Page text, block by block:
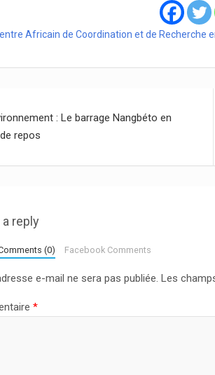
Africain de Coordination et de Recherche
: Le barrage Nangbéto en
repos
a reply
(0) Facebook Comments
e-mail ne sera pas publiée. Les
*